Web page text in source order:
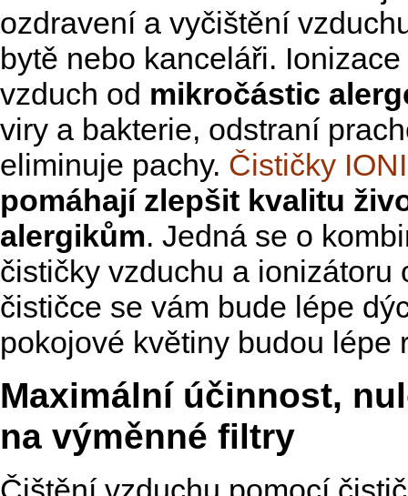
ozdravení a vyčištění
bytě nebo kanceláři.
vzduch od mikročástic
viry a bakterie, odstraní
eliminuje pachy. Čističky
pomáhají zlepšit kvalitu
alergikům. Jedná se o
čističky vzduchu a ionizátoru
čističce se vám bude lépe
pokojové květiny budou lépe
Maximální účinnost,
na výměnné filtry